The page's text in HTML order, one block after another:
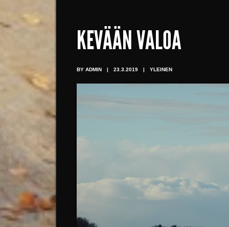
KEVÄÄN VALOA
BY ADMIN | 23.3.2019 | YLEINEN